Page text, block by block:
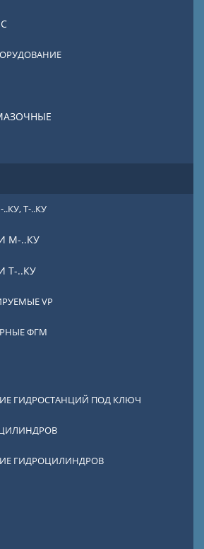
Т-..КУ
М-..КУ
Т-..КУ
VP
ФГМ
ГИДРОСТАНЦИЙ ПОД КЛЮЧ
ГИДРОЦИЛИНДРОВ